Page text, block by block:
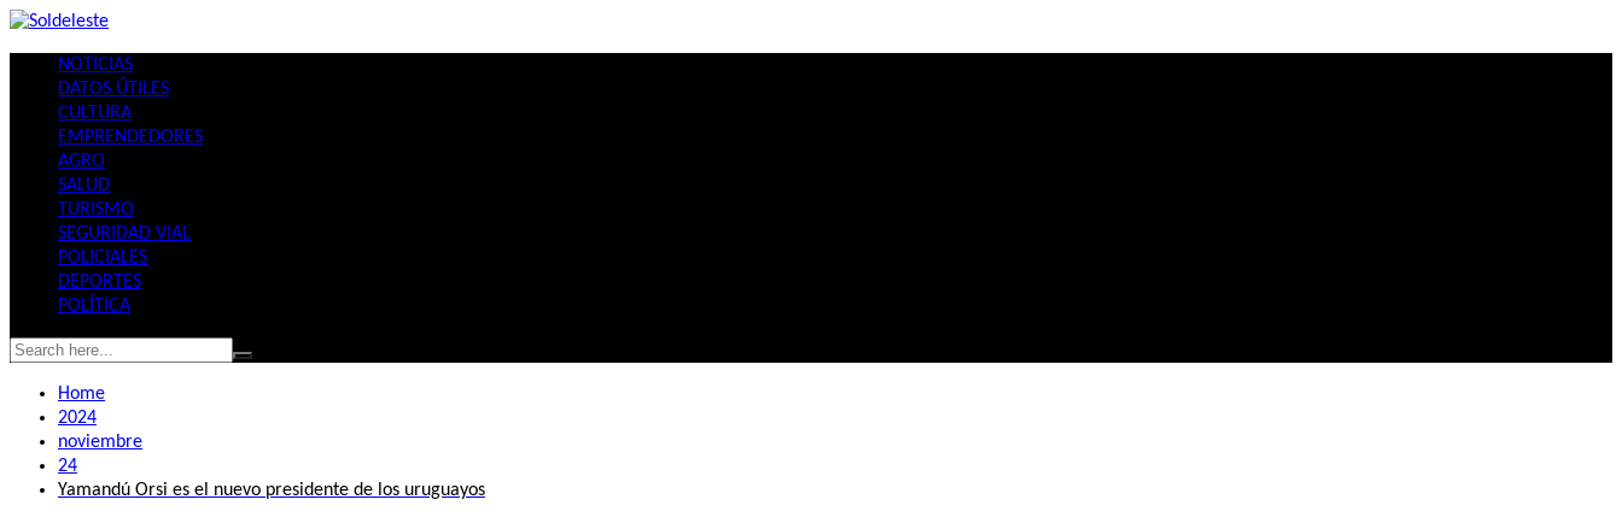
Skip
contentNOTICIAS
DATOS ÚTILES
CULTURA
EMPRENDEDORES
AGRO
SALUD
TURISMO
SEGURIDAD VIAL
POLICIALES
DEPORTES
POLÍTICA
Home
2024
noviembre
24
Yamandú Orsi es el nuevo presidente de los uruguayos